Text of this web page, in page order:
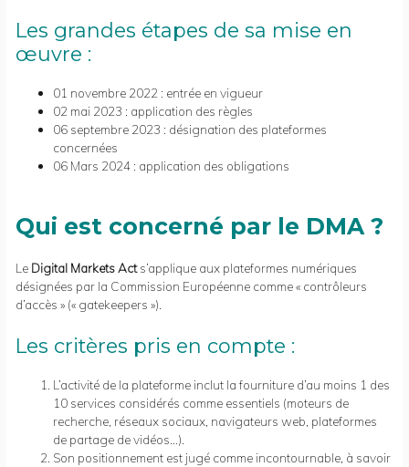
Les grandes étapes de sa mise en
œuvre :
01 novembre 2022 : entrée en vigueur
02 mai 2023 : application des règles
06 septembre 2023 : désignation des plateformes
concernées
06 Mars 2024 : application des obligations
Qui est concerné par le DMA ?
Le Digital Markets Acts’applique aux plateformes numériques
désignées par la Commission Européenne comme « contrôleurs
d’accès » (« gatekeepers »).
Les critères pris en compte :
L’activité de la plateforme inclut la fourniture d’au moins 1 des
10 services considérés comme essentiels (moteurs de
recherche, réseaux sociaux, navigateurs web, plateformes
de partage de vidéos…).
Son positionnement est jugé comme incontournable, à savoir